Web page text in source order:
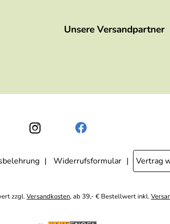
Unsere Versandpartner
Widerrufsformular Vertrag
zzgl.Versandkosten, ab 39,- € Bestellwert inkl.